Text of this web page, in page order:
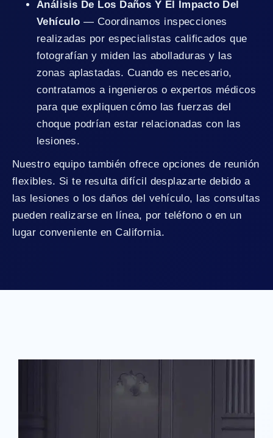
Análisis De Los Daños Y El Impacto Del
Vehículo — Coordinamos inspecciones
realizadas por especialistas calificados que
fotografían y miden las abolladuras y las
zonas aplastadas. Cuando es necesario,
contratamos a ingenieros o expertos médicos
para que expliquen cómo las fuerzas del
choque podrían estar relacionadas con las
lesiones.
Nuestro equipo también ofrece opciones de reunión
flexibles. Si te resulta difícil desplazarte debido a
las lesiones o los daños del vehículo, las consultas
pueden realizarse en línea, por teléfono o en un
lugar conveniente en California.